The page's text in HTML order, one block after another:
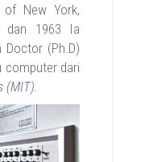
New York,
dan 1963 Ia
Doctor (Ph.D)
computer dari
(MIT).